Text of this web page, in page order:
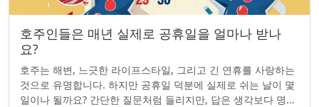
호주인들은 매년 실제로 공휴일을 얼마나 받나
요?
호주는 해변, 느긋한 라이프스타일, 그리고 긴 연휴를 사랑하는
것으로 유명합니다. 하지만 공휴일 덕분에 실제로 쉬는 날이 몇
일이나 될까요? 간단한 질문처럼 들리지만, 답은 생각보다 명확